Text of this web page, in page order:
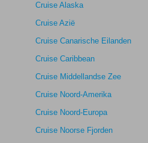
Cruise Alaska
Cruise Azië
Cruise Canarische Eilanden
Cruise Caribbean
Cruise Middellandse Zee
Cruise Noord-Amerika
Cruise Noord-Europa
Cruise Noorse Fjorden